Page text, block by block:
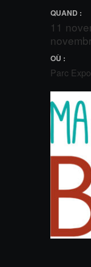
QUAND :
11
OÙ :
Parc